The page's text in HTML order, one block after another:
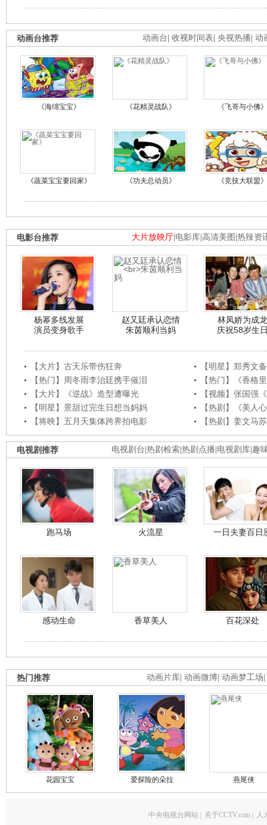
动画台 收视时间表 央视热播 动
动画台推荐
《海绵宝宝》 《花精灵战队》 《飞哥与小佛》
《蔬菜宝宝要回家》 《功夫总动员》 《竞技大联盟》
大片放映厅 电影库 高清美图 热辣资
电影台推荐
杨幂多线发展
演员变身歌手
赵又廷承认恋情
朱茵顺利当妈
林凤娇为成龙
庆祝58岁生
【大片】古天乐带伤狂奔
【明星】郑秀文
【热门】周冬雨李治廷携手催泪
【热门】《香格
【大片】《逆战》造型遭曝光
【视频】张国强
【明星】景甜过完生日想当妈妈
【热剧】《美人
【将映】五月天集体跨界拍电影
【热剧】姜文马
电视剧台 热剧检索 热剧点播 电视剧库 趣
电视剧推荐
跑马场 火流星 一日夫妻百日
感动生命 香草美人 百花深处
动画片库 动画微博 动画梦工场
热门推荐
花园宝宝 爱探险的朵拉 燕尾侠
中央电视台网站 关于CCTV.com 人